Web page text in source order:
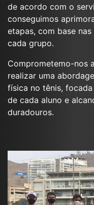
de acordo com o
conseguimos
etapas, com base
cada grupo.
Comprometemo-nos
realizar uma
física no tênis,
de cada aluno e
duradouros.